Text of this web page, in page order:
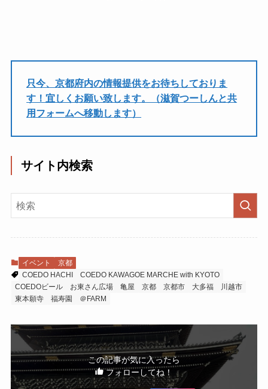
只今、京都府内の情報提供をお待ちしておりま
す！宜しくお願い致します。（滋賀つーしんと共
用フォームへ移動します）
サイト内検索
イベント
京都
COEDO HACHI
COEDO KAWAGOE MARCHE with KYOTO
COEDOビール
お東さん広場 亀屋 京都 京都市 大多福
川越市
東本願寺
福寿園 ＠FARM
この記事が気に入ったら
フォローしてね！